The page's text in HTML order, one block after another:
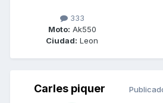
333
Moto: Ak550
Ciudad: Leon
Carles piquer